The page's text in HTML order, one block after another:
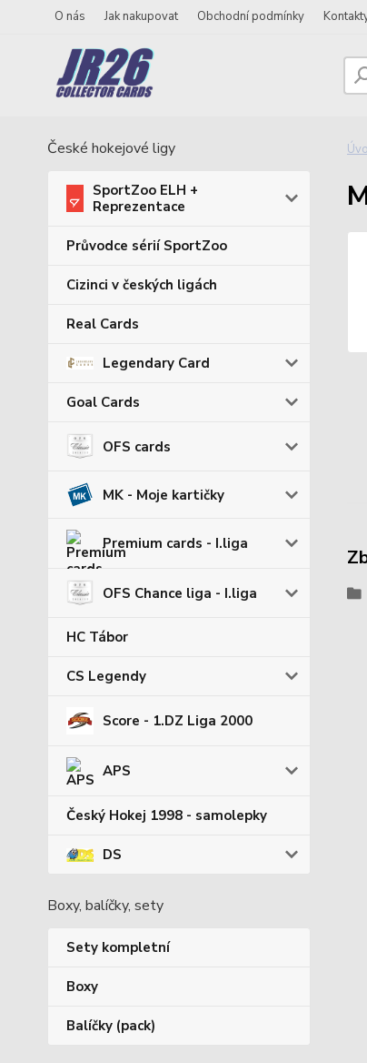
O nás Jak nakupovat Obchodní podmínky
České hokejové ligy
SportZoo ELH +
Reprezentace
Průvodce sérií SportZoo
Cizinci v českých ligách
Real Cards
Legendary Card
Goal Cards
OFS cards
MK - Moje kartičky
Premium cards - I.liga
OFS Chance liga - I.liga
HC Tábor
CS Legendy
Score - 1.DZ Liga 2000
APS
Český Hokej 1998 - samolepky
DS
Boxy, balíčky, sety
Sety kompletní
Boxy
Balíčky (pack)